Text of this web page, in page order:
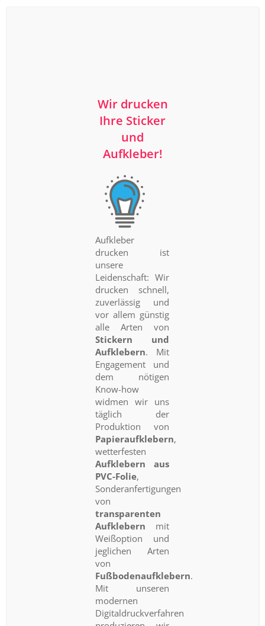
Wir drucken
Ihre Sticker
und
Aufkleber!
Aufkleber
drucken ist
unsere
Leidenschaft: Wir
drucken schnell,
zuverlässig und
vor allem günstig
alle Arten von
Stickern und
Aufklebern. Mit
Engagement und
dem nötigen
Know-how
widmen wir uns
täglich der
Produktion von
Papieraufklebern,
wetterfesten
Aufklebern aus
PVC-Folie,
Sonderanfertigungen
von
transparenten
Aufklebern mit
Weißoption und
jeglichen Arten
von
Fußbodenaufklebern.
Mit unseren
modernen
Digitaldruckverfahren